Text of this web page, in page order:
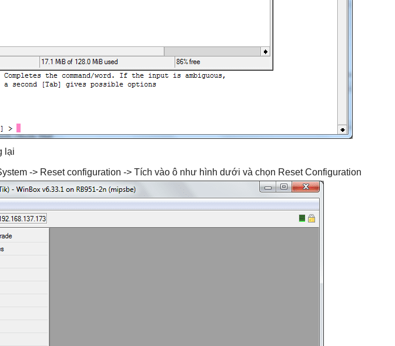
lại
-> Reset configuration -> Tích vào ô như hình dưới và chọn Reset Configuration